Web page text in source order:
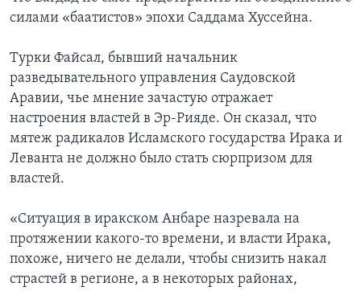
силами «баатистов» эпохи Саддама Хуссейна.
Турки Файсал, бывший начальник
разведывательного управления Саудовской
Аравии, чье мнение зачастую отражает
настроения властей в Эр-Рияде. Он сказал, что
мятеж радикалов Исламского государства Ирака и
Леванта не должно было стать сюрпризом для
властей.
«Ситуация в иракском Анбаре назревала на
протяжении какого-то времени, и власти Ирака,
похоже, ничего не делали, чтобы снизить накал
страстей в регионе, а в некоторых районах,